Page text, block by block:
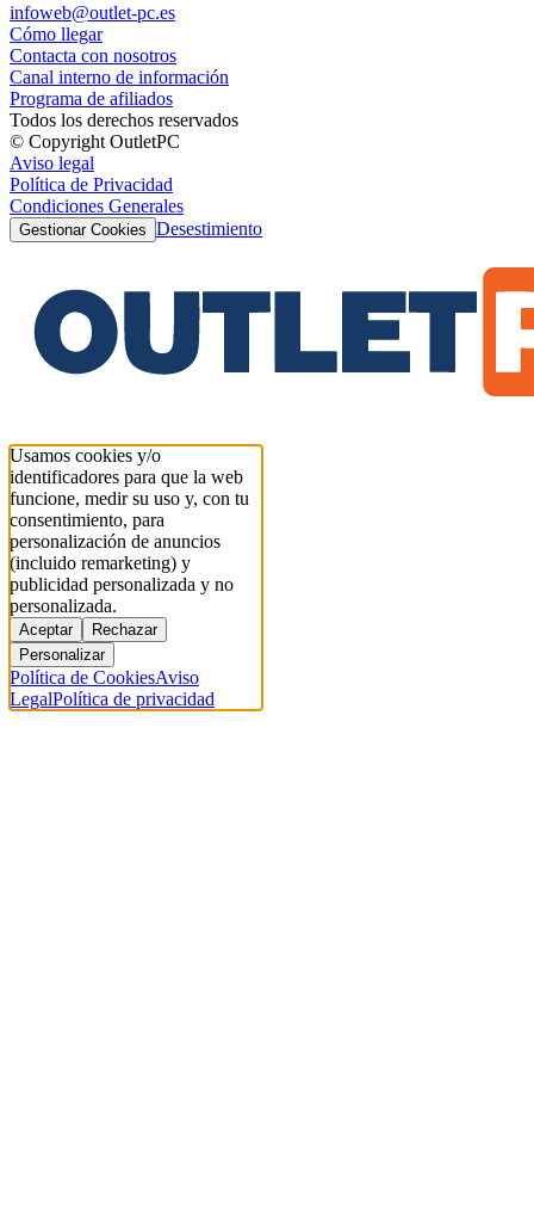
infoweb@outlet-pc.es
Cómo llegar
Contacta con nosotros
Canal interno de información
Programa de afiliados
Todos los derechos reservados
© Copyright OutletPC
Aviso legal
Política de Privacidad
Condiciones Generales
Gestionar Cookies Desestimiento
Usamos cookies y/o
identificadores para que la web
funcione, medir su uso y, con tu
consentimiento, para
personalización de anuncios
(incluido remarketing) y
publicidad personalizada y no
personalizada.
Aceptar
Rechazar
Personalizar
Política de CookiesAviso
LegalPolítica de privacidad